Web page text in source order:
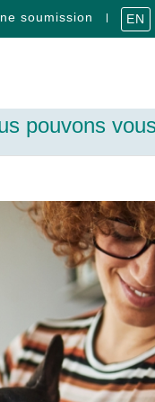
soumission EN
pouvons